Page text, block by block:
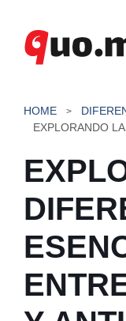
contenido
HOME